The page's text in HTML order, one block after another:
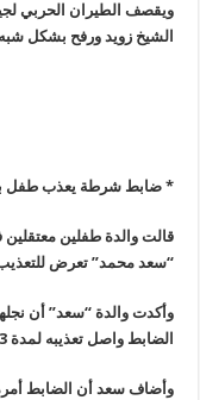
ويقصف الطيران الحربي
الشيخ زويد ورفح بشكل
* ضابط شرطة يعذب طفل
قالت والدة طفلين معتقلين
“سعد محمد” تعرض
وأكدت والدة “سعد” أن
الضابط واصل تعذيبه لمدة 3 ساعات متواصلة
وأضاف سعد أن الضابط